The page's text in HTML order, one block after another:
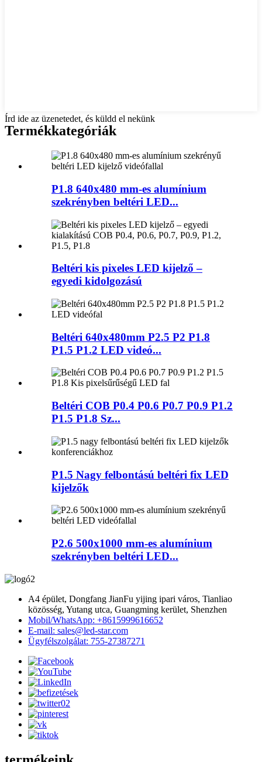
Írd ide az üzenetedet, és küldd el nekünk
Termékkategóriák
P1.8 640x480 mm-es alumínium
szekrényben beltéri LED...
Beltéri kis pixeles LED kijelző –
egyedi kidolgozású
Beltéri 640x480mm P2.5 P2 P1.8
P1.5 P1.2 LED videó...
Beltéri COB P0.4 P0.6 P0.7 P0.9 P1.2
P1.5 P1.8 Sz...
P1.5 Nagy felbontású beltéri fix LED
kijelzők
P2.6 500x1000 mm-es alumínium
szekrényben beltéri LED...
A4 épület, Dongfang JianFu yijing ipari város, Tianliao
közösség, Yutang utca, Guangming kerület, Shenzhen
Mobil/WhatsApp: +8615999616652
E-mail: sales@led-star.com
Ügyfélszolgálat: 755-27387271